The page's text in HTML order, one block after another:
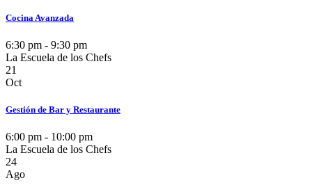
Cocina Avanzada
6:30 pm - 9:30 pm
La Escuela de los Chefs
21
Oct
Gestión de Bar y Restaurante
6:00 pm - 10:00 pm
La Escuela de los Chefs
24
Ago